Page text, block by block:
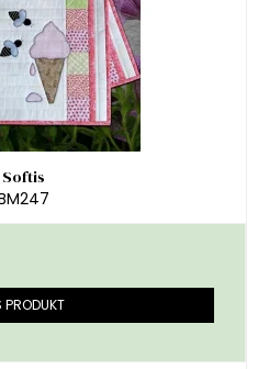
Softis
PRODUKT